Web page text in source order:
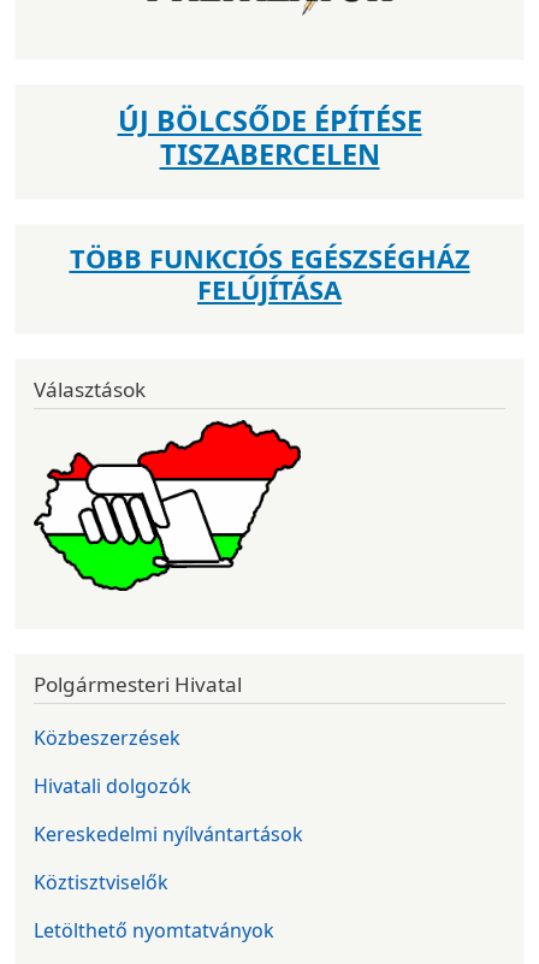
ÚJ BÖLCSŐDE ÉPÍTÉSE
TISZABERCELEN
TÖBB FUNKCIÓS EGÉSZSÉGHÁZ
FELÚJÍTÁSA
Választások
Polgármesteri Hivatal
Közbeszerzések
Hivatali dolgozók
Kereskedelmi nyílvántartások
Köztisztviselők
Letölthető nyomtatványok